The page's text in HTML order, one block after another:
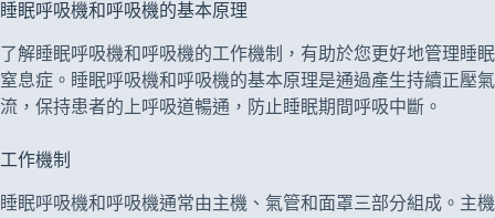
睡眠呼吸機和呼吸機的基本原理
了解睡眠呼吸機和呼吸機的工作機制，有助於您更好地管理睡眠
窒息症。睡眠呼吸機和呼吸機的基本原理是通過產生持續正壓氣
流，保持患者的上呼吸道暢通，防止睡眠期間呼吸中斷。
工作機制
睡眠呼吸機和呼吸機通常由主機、氣管和面罩三部分組成。主機